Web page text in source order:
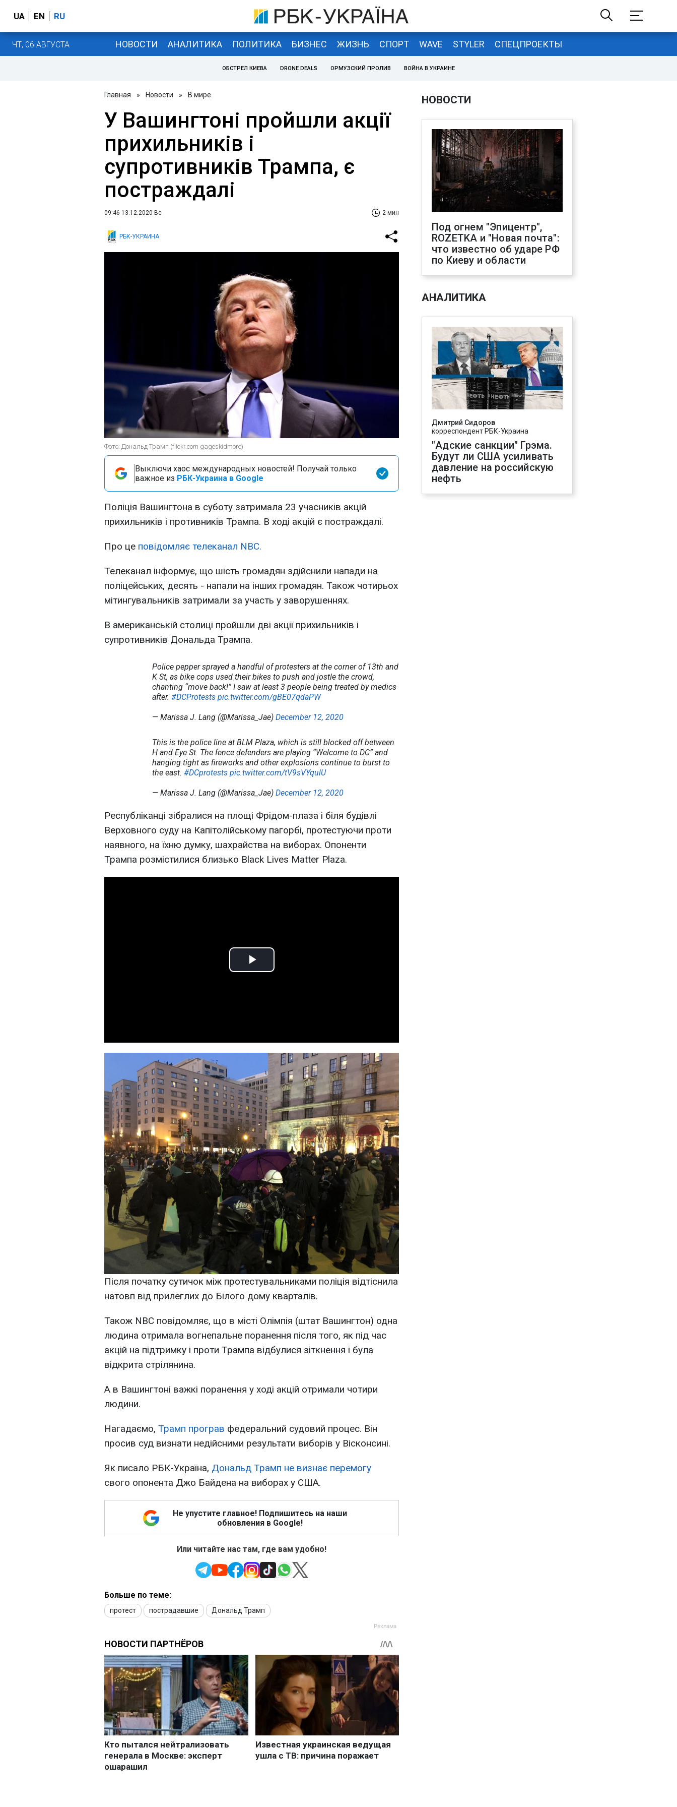
UA EN RU
ЧТ, 06 АВГУСТА НОВОСТИ АНАЛИТИКА ПОЛИТИКА БИЗНЕС ЖИЗНЬ СПОРТ WAVE STYLER СПЕЦПРОЕКТЫ
ОБСТРЕЛ КИЕВА DRONE DEALS ОРМУЗСКИЙ ПРОЛИВ ВОЙНА В УКРАИНЕ
Главная » Новости » В мире
У Вашингтоні пройшли акції
прихильників і
супротивників Трампа, є
постраждалі
09:46 13.12.2020 Вс 2 мин
РБК-УКРАИНА
Фото: Дональд Трамп (flickr.com gageskidmore)
Выключи хаос международных новостей! Получай только
важное из РБК-Украина в Google
Поліція Вашингтона в суботу затримала 23 учасників акцій
прихильників і противників Трампа. В ході акцій є постраждалі.
Про це повідомляє телеканал NBC.
Телеканал інформує, що шість громадян здійснили напади на
поліцейських, десять - напали на інших громадян. Також чотирьох
мітингувальників затримали за участь у заворушеннях.
В американській столиці пройшли дві акції прихильників і
супротивників Дональда Трампа.
Police pepper sprayed a handful of protesters at the corner of 13th and
K St, as bike cops used their bikes to push and jostle the crowd,
chanting “move back!” I saw at least 3 people being treated by medics
after. #DCProtests pic.twitter.com/gBE07qdaPW
— Marissa J. Lang (@Marissa_Jae) December 12, 2020
This is the police line at BLM Plaza, which is still blocked off between
H and Eye St. The fence defenders are playing “Welcome to DC” and
hanging tight as fireworks and other explosions continue to burst to
the east. #DCprotests pic.twitter.com/tV9sVYqulU
— Marissa J. Lang (@Marissa_Jae) December 12, 2020
Республіканці зібралися на площі Фрідом-плаза і біля будівлі
Верховного суду на Капітолійському пагорбі, протестуючи проти
наявного, на їхню думку, шахрайства на виборах. Опоненти
Трампа розмістилися близько Black Lives Matter Plaza.
Play
Після початку сутичок між протестувальниками поліція відтіснила
натовп від прилеглих до Білого дому кварталів.
Також NBC повідомляє, що в місті Олімпія (штат Вашингтон) одна
людина отримала вогнепальне поранення після того, як під час
акцій на підтримку і проти Трампа відбулися зіткнення і була
відкрита стрілянина.
А в Вашингтоні важкі поранення у ході акцій отримали чотири
людини.
Нагадаємо, Трамп програв федеральний судовий процес. Він
просив суд визнати недійсними результати виборів у Вісконсині.
Як писало РБК-Україна, Дональд Трамп не визнає перемогу
свого опонента Джо Байдена на виборах у США.
Не упустите главное! Подпишитесь на наши
обновления в Google!
Или читайте нас там, где вам удобно!
Больше по теме:
протест пострадавшие Дональд Трамп
НОВОСТИ
Под огнем "Эпицентр",
ROZETKA и "Новая почта":
что известно об ударе РФ
по Киеву и области
АНАЛИТИКА
Дмитрий Сидоров
корреспондент РБК-Украина
"Адские санкции" Грэма.
Будут ли США усиливать
давление на российскую
нефть